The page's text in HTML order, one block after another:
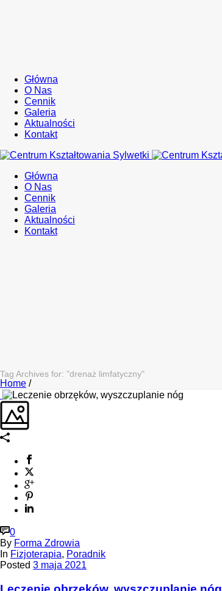
Główna
O Nas
Cennik
Galeria
Aktualności
Kontakt
Główna
O Nas
Cennik
Galeria
Aktualności
Kontakt
Tag Archives for: "drenaż limfatyczny"
Home /
0
By Forma Zdrowia
In Fizjoterapia, Poradnik
Posted 3 maja 2021